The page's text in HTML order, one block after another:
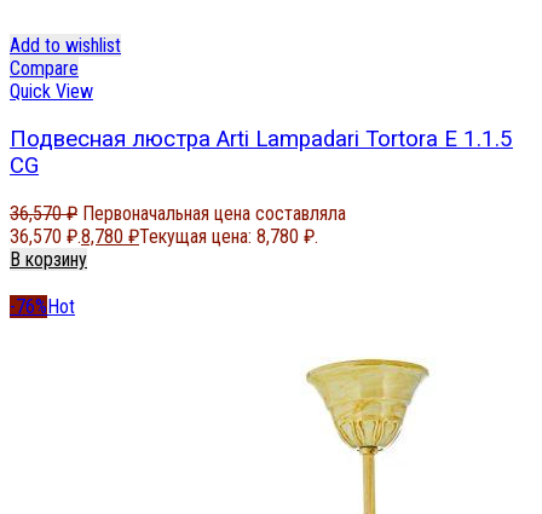
Add to wishlist
Compare
Quick View
Подвесная люстра Arti Lampadari Tortora E 1.1.5
CG
36,570₽ Первоначальная цена составляла
36,570 ₽.8,780 ₽Текущая цена: 8,780 ₽.
В корзину
-76%Hot